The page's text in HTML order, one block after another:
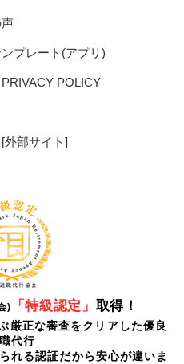
プレート(アプリ)
POLICY
外部サイト]
) 「特級認定」 取得！
厳正な審査をクリアした優良
代行
れる認証だから安心が違いま